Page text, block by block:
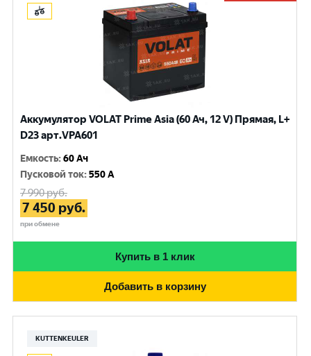
Аккумулятор VOLAT Prime Asia (60 Ач, 12 V) Прямая, L+
D23 арт.VPA601
Емкость:60 Ач
Пусковой ток:550 A
7 990руб.
7 450 руб.
при обмене
Купить в 1 клик
Добавить в корзину
KUTTENKEULER